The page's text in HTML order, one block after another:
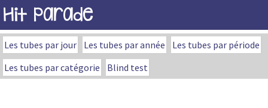
Hit Parade
Les tubes par jour Les tubes par année
Les tubes par période
Les tubes par catégorie
Blind test